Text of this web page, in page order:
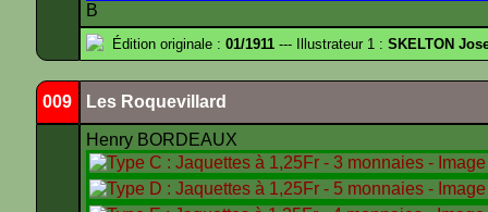
B
Édition originale : 01/1911 --- Illustrateur 1 : SKELTON
009 Les Roquevillard
Henry BORDEAUX